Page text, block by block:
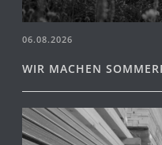
06.08.2026
WIR MACHEN